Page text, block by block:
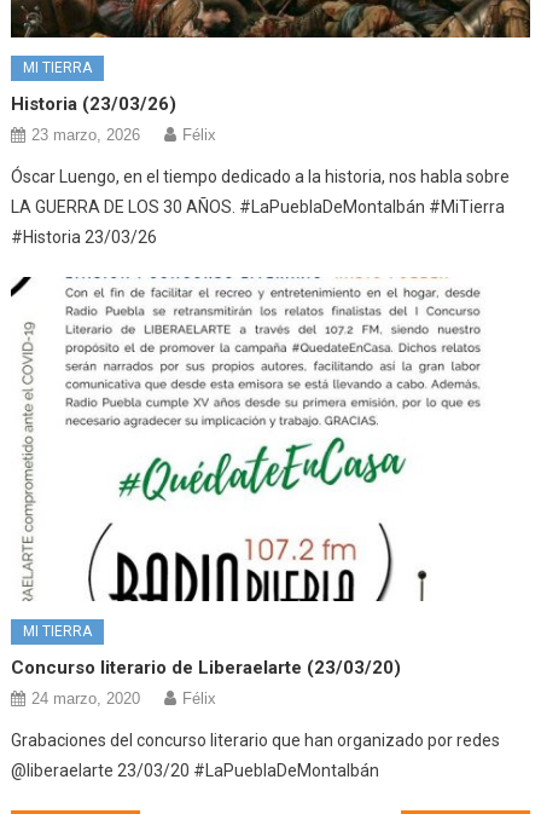
MI TIERRA
Historia (23/03/26)
23 marzo, 2026 Félix
Óscar Luengo, en el tiempo dedicado a la historia, nos habla sobre
LA GUERRA DE LOS 30 AÑOS. #LaPueblaDeMontalbán #MiTierra
#Historia 23/03/26
MI TIERRA
Concurso literario de Liberaelarte (23/03/20)
24 marzo, 2020 Félix
Grabaciones del concurso literario que han organizado por redes
@liberaelarte 23/03/20 #LaPueblaDeMontalbán